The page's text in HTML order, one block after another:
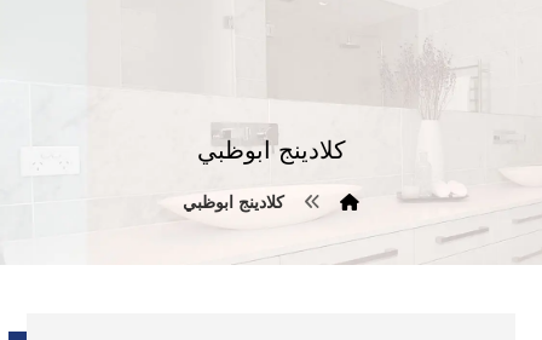
كلادينج ابوظبي
كلادينج ابوظبي